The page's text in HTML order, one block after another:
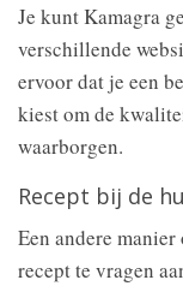
Je kunt Kamagra
verschillende
ervoor dat je een
kiest om de
waarborgen.
Recept bij de
Een andere
recept te vragen